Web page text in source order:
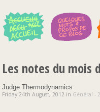
Les notes du mois
Judge Thermodynamics
Friday 24th August, 2012 in Général -